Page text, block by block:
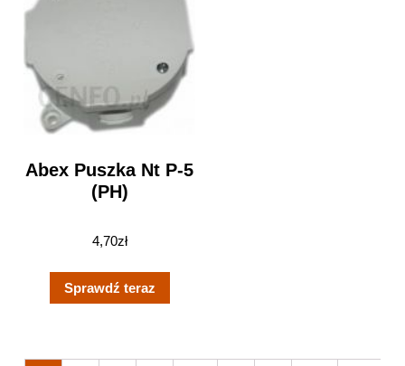
Abex Puszka Nt P-5
(PH)
4,70zł
Sprawdź teraz